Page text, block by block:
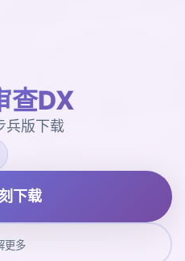
查DX
兵版下载
下载
更多